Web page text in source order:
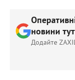
новини тут
Додайте